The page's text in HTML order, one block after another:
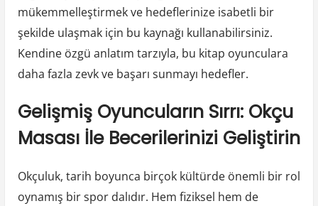
mükemmelleştirmek ve hedeflerinize isabetli bir
şekilde ulaşmak için bu kaynağı kullanabilirsiniz.
Kendine özgü anlatım tarzıyla, bu kitap oyunculara
daha fazla zevk ve başarı sunmayı hedefler.
Gelişmiş Oyuncuların Sırrı: Okçu
Masası İle Becerilerinizi Geliştirin
Okçuluk, tarih boyunca birçok kültürde önemli bir rol
oynamış bir spor dalıdır. Hem fiziksel hem de